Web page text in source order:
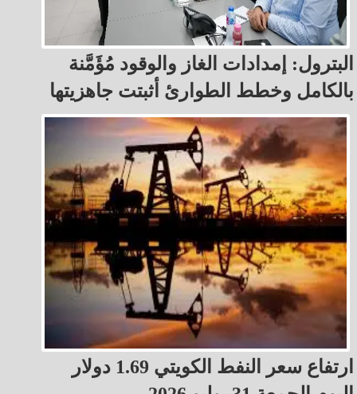
البترول: إمدادات الغاز والوقود مُؤَمَّنة
بالكامل وخطط الطوارئ أثبتت جاهزيتها
ارتفاع سعر النفط الكويتي 1.69 دولار